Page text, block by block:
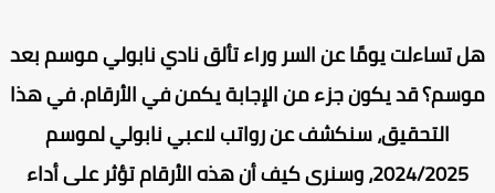
تساءلت يومًا عن السر وراء تألق نادي نابولي موسم بعد
قد يكون جزء من الإجابة يكمن في الأرقام. في هذا
التحقيق، سنكشف عن رواتب لاعبي نابولي لموسم
2024/2025، وسنرى كيف أن هذه الأرقام تؤثر على أداء